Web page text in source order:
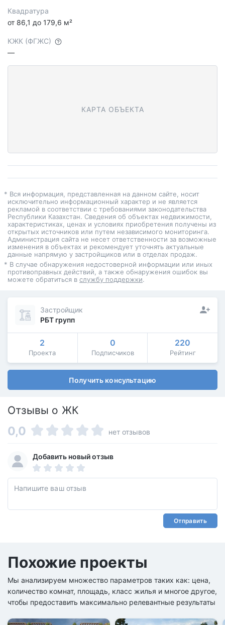
Квадратура
от 86,1 до 179,6 м²
КЖК (ФГЖС)
—
КАРТА ОБЪЕКТА
* Вся информация, представленная на данном сайте, носит
исключительно информационный характер и не является
рекламой в соответствии с требованиями законодательства
Республики Казахстан. Сведения об объектах недвижимости,
характеристиках, ценах и условиях приобретения получены из
открытых источников или путем независимого мониторинга.
Администрация сайта не несет ответственности за возможные
изменения в объектах и рекомендует уточнять актуальные
данные напрямую у застройщиков или в отделах продаж.
* В случае обнаружения недостоверной информации или иных
противоправных действий, а также обнаружения ошибок вы
можете обратиться в службу поддержки.
Застройщик
РБТ групп
2
Проекта
0
Подписчиков
220
Рейтинг
Получить консультацию
Отзывы о ЖК
0,0 нет отзывов
Добавить новый отзыв
Отправить
Похожие проекты
Мы анализируем множество параметров таких как: цена,
количество комнат, площадь, класс жилья и многое другое,
чтобы предоставить максимально релевантные результаты